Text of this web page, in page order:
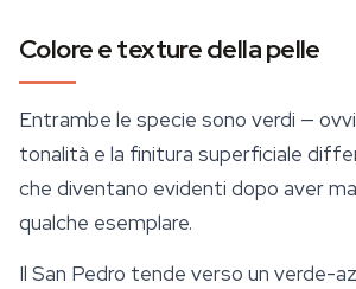
Colore e texture della pelle
Entrambe le specie sono verdi —
tonalità e la finitura superficiale
che diventano evidenti dopo aver
qualche esemplare.
Il San Pedro tende verso un verde-